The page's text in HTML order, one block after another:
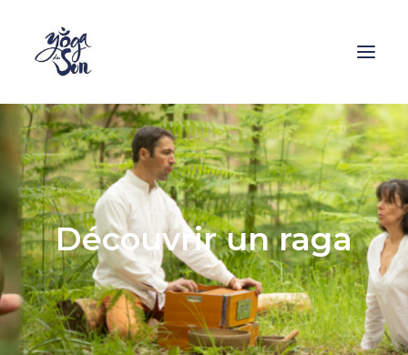
Formations
Stages
Cours
Ressources
Enseignants
Contact
Découvrir un raga